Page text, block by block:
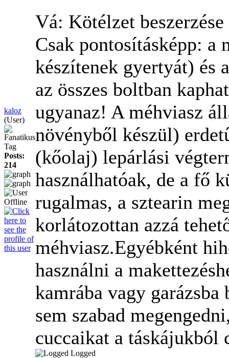
kaloz
(User)
Fanatikus
Tag
Posts:
214
Vá: Kötélzet beszerzése
Csak pontosításképp: a
készítenek gyertyát) és
az összes boltban
ugyanaz! A méhviasz
növényből készül)
(kőolaj) lepárlási
használhatóak, de a fő
rugalmas, a sztearin
korlátozottan azzá
méhviasz.Egyébként
használni a
kamrába vagy
sem szabad
cuccaikat a táskájukból
Logged